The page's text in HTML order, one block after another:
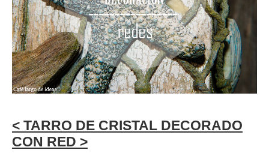
< TARRO DE CRISTAL DECORADO
CON RED >